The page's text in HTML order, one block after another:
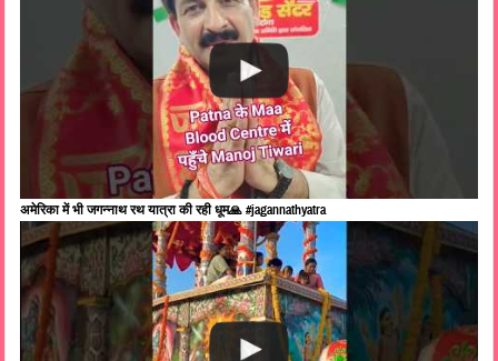
अमेरिका में भी जगन्नाथ रथ यात्रा की रही धूम🙏 #jagannathyatra